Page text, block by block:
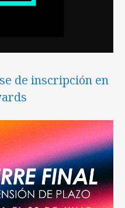
de inscripción en